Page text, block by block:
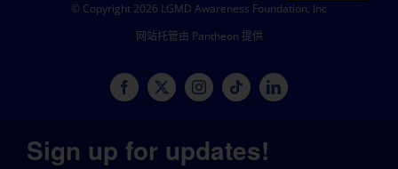
© Copyright 2026 LGMD Awareness Foundation, Inc
网站托管由 Pantheon 提供
Sign up for updates!